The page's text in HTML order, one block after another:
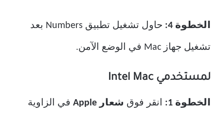
الخطوة 4: حاول تشغيل تطبيق Numbers بعد
تشغيل جهاز Mac في الوضع الآمن.
لمستخدمي Intel Mac
الخطوة 1: انقر فوق شعار Apple في الزاوية